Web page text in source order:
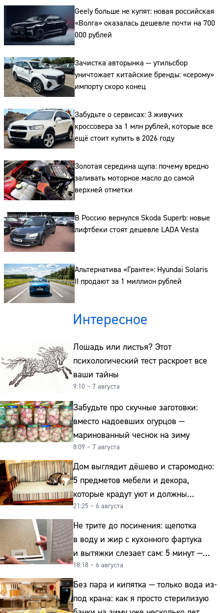
Geely больше не купят: новая российская
«Волга» оказалась дешевле почти на 700
000 рублей
Зачистка авторынка — утильсбор
уничтожает китайские бренды: «серому»
импорту скоро конец
Забудьте о сервисах: 3 живучих
кроссовера за 1 млн рублей, которые все
ещё стоит купить в 2026 году
Золотая середина щупа: почему вредно
заливать моторное масло до самой
верхней отметки
В Россию вернулся Skoda Superb: новые
лифтбеки стоят дешевле LADA Vesta
Альтернатива «Гранте»: Hyundai Solaris
II продают за 1 миллион рублей
Интересное
Лошадь или листья? Этот
психологический тест раскроет все
ваши тайны
9:10 – 7 августа
Забудьте про скучные заготовки:
вместо надоевших огурцов —
маринованный чеснок на зиму
8:09 – 7 августа
Дом выглядит дёшево и старомодно:
5 предметов мебели и декора,
которые крадут уют и должны
отправиться на свалку прямо сейчас
21:25 – 6 августа
Не трите до посинения: щепотка
в воду и жир с кухонного фартука
и вытяжки слезает сам: 5 минут —
и сверкает как новая
18:18 – 6 августа
Без пара и кипятка — только вода из-
под крана: как я просто стерилизую
Сайт:
Адрес: